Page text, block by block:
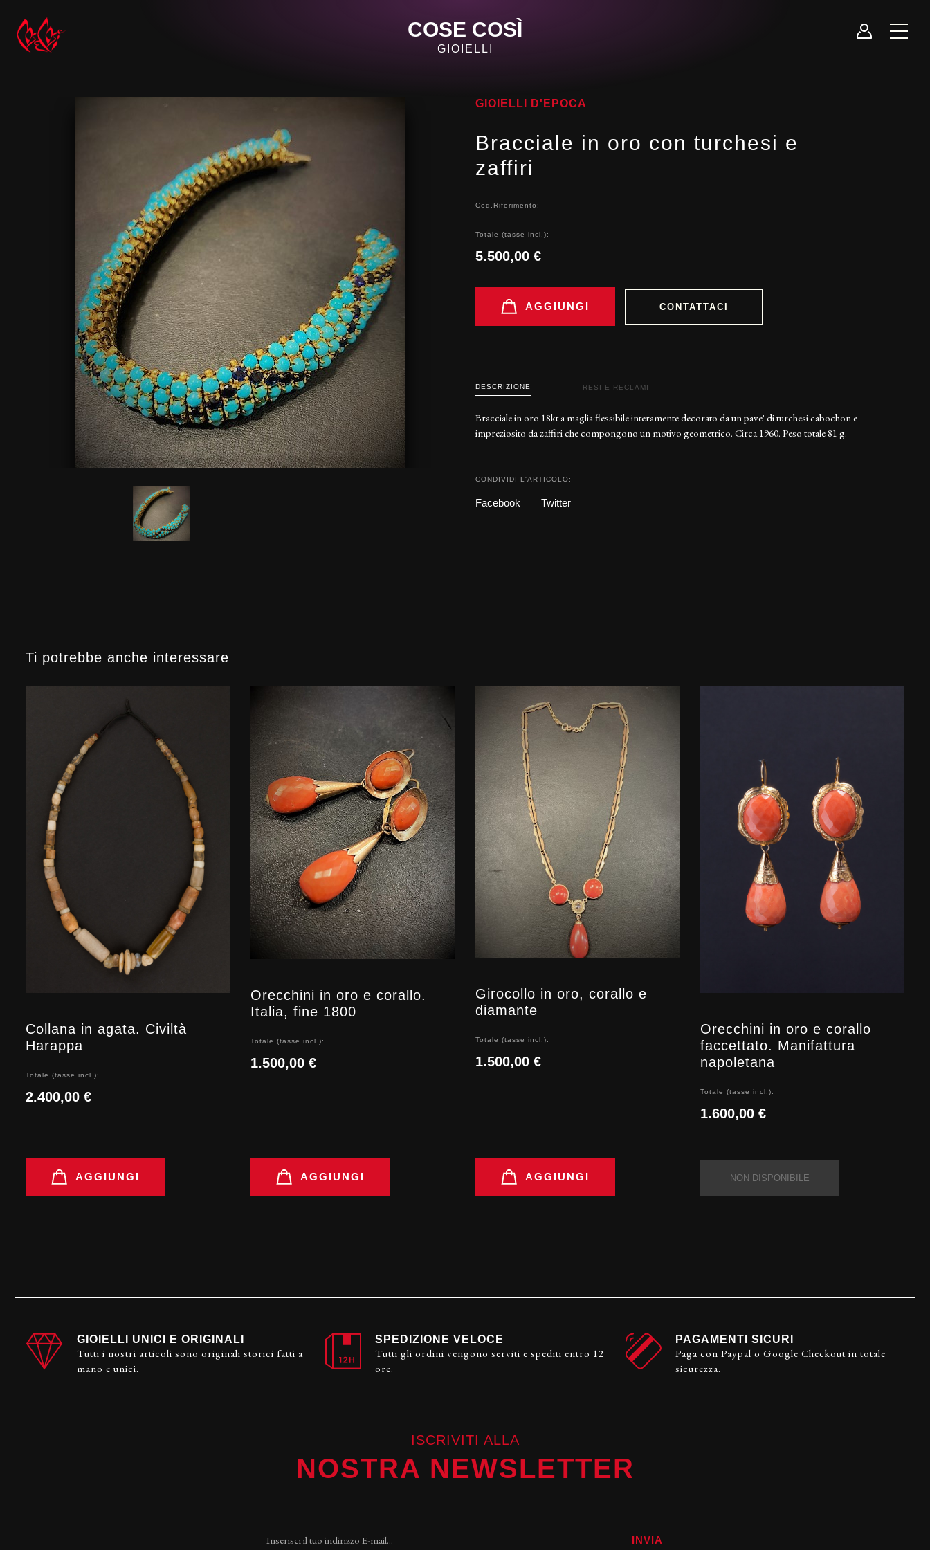
COSE COSÌ
GIOIELLI
GIOIELLI D'EPOCA
Bracciale in oro con turchesi e
zaffiri
Cod.Riferimento: --
Totale (tasse incl.):
5.500,00 €
AGGIUNGI CONTATTACI
DESCRIZIONE RESI E RECLAMI
Bracciale in oro 18kt a maglia flessibile interamente decorato da un pave' di turchesi cabochon e
impreziosito da zaffiri che compongono un motivo geometrico. Circa 1960. Peso totale 81 g.
CONDIVIDI L'ARTICOLO:
Facebook Twitter
Ti potrebbe anche interessare
Collana in agata. Civiltà
Harappa
Totale (tasse incl.):
2.400,00 €
AGGIUNGI
Orecchini in oro e corallo.
Italia, fine 1800
Totale (tasse incl.):
1.500,00 €
AGGIUNGI
Girocollo in oro, corallo e
diamante
Totale (tasse incl.):
1.500,00 €
AGGIUNGI
Orecchini in oro e corallo
faccettato. Manifattura
napoletana
Totale (tasse incl.):
1.600,00 €
NON DISPONIBILE
GIOIELLI UNICI E ORIGINALI
Tutti i nostri articoli sono originali storici fatti a
mano e unici.
SPEDIZIONE VELOCE
Tutti gli ordini vengono serviti e spediti entro 12
ore.
PAGAMENTI SICURI
Paga con Paypal o Google Checkout in totale
sicurezza.
ISCRIVITI ALLA
NOSTRA NEWSLETTER
INVIA